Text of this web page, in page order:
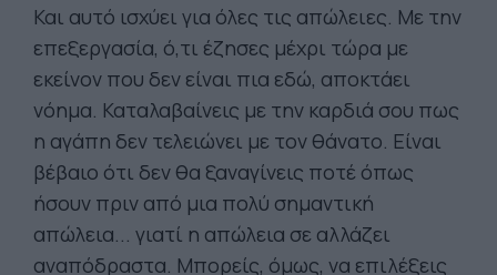
Και αυτό ισχύει για όλες τις απώλειες. Με την
επεξεργασία, ό,τι έζησες μέχρι τώρα με
εκείνον που δεν είναι πια εδώ, αποκτάει
νόημα. Καταλαβαίνεις με την καρδιά σου πως
η αγάπη δεν τελειώνει με τον θάνατο. Είναι
βέβαιο ότι δεν θα ξαναγίνεις ποτέ όπως
ήσουν πριν από μια πολύ σημαντική
απώλεια... γιατί η απώλεια σε αλλάζει
αναπόδραστα. Μπορείς, όμως, να επιλέξεις